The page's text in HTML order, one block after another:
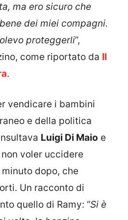
ma ero sicuro che
dei miei compagni.
proteggerli”,
come riportato da Il
.
vendicare i bambini
e della politica
Luigi Di Maio e
voler uccidere
dopo, che
Un racconto di
quello di Ramy: “Si è